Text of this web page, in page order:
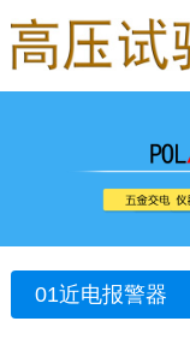
01近电报警器